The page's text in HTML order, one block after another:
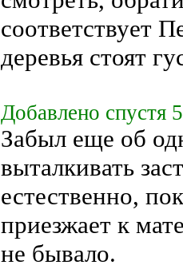
соответствует
деревья стоят
Добавлено спустя
Забыл еще об
выталкивать
естественно,
приезжает к
не бывало.